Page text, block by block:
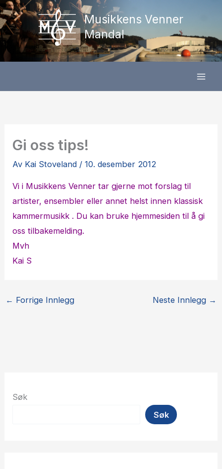
Hopp
rett
til
innholdet
Musikkens Venner
Mandal
Gi oss tips!
Av Kai Stoveland /10. desember 2012
Vi i Musikkens Venner tar gjerne mot forslag til
artister, ensembler eller annet helst innen klassisk
kammermusikk . Du kan bruke hjemmesiden til å gi
oss tilbakemelding.
Mvh
Kai S
← Forrige Innlegg Neste Innlegg →
Søk
Søk